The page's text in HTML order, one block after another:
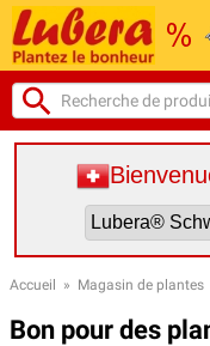
Accueil » Magasin de plantes
Bon pour des